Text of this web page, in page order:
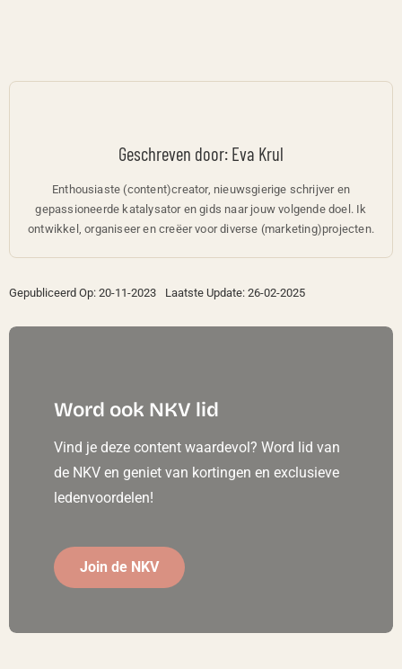
Geschreven door: Eva Krul
Enthousiaste (content)creator, nieuwsgierige schrijver en
gepassioneerde katalysator en gids naar jouw volgende doel. Ik
ontwikkel, organiseer en creëer voor diverse (marketing)projecten.
Gepubliceerd Op: 20-11-2023 Laatste Update: 26-02-2025
Word ook NKV lid
Vind je deze content waardevol? Word lid van
de NKV en geniet van kortingen en exclusieve
ledenvoordelen!
Join de NKV